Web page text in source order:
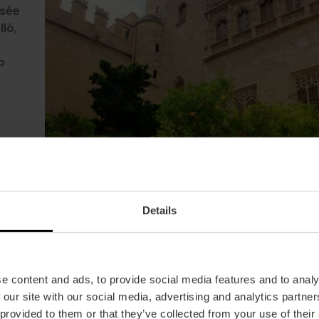
Details
content and ads, to provide social media features and to
site with our social media, advertising and analytics
to them or that they’ve collected from your use of